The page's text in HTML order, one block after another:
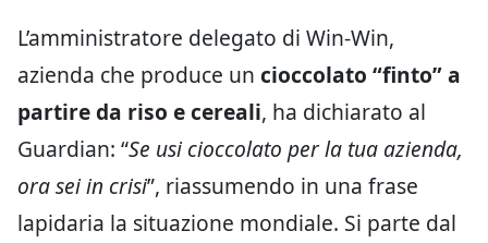
L’amministratore delegato di Win-Win,
azienda che produce un cioccolato “finto” a
partire da riso e cereali, ha dichiarato al
Guardian: “Se usi cioccolato per la tua azienda,
ora sei in crisi”, riassumendo in una frase
lapidaria la situazione mondiale. Si parte dal